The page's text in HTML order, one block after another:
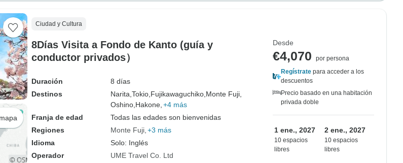
Ciudad y Cultura
8Días Visita a Fondo de Kanto (guía y
conductor privados）
Duración
8 días
Destinos
Narita, Tokio, Fujikawaguchiko, Monte Fuji,
Oshino, Hakone, +4 más
Franja de edad
Todas las edades son bienvenidas
Regiones
Monte Fuji +3 más
Idioma
Solo: Inglés
Operador
UME Travel Co. Ltd
Desde
€4,070
por persona
Regístrate para acceder a los
descuentos
Precio basado en una habitación
privada doble
1 ene., 2027
10 espacios
libres
2 ene., 2027
10 espacios
libres